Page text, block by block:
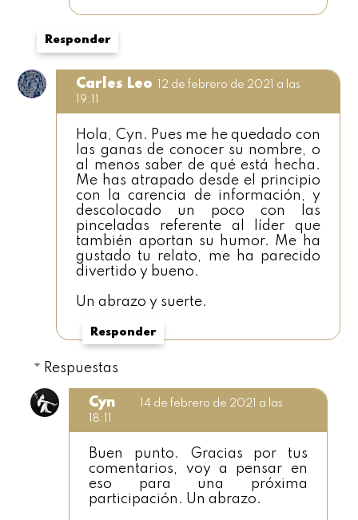
Responder
Carles Leo
12 de febrero de 2021 a las
19:11
Hola, Cyn. Pues me he quedado con
las ganas de conocer su nombre, o
al menos saber de qué está hecha.
Me has atrapado desde el principio
con la carencia de información, y
descolocado un poco con las
pinceladas referente al líder que
también aportan su humor. Me ha
gustado tu relato, me ha parecido
divertido y bueno.
Un abrazo y suerte.
Responder
Respuestas
Cyn
14 de febrero de 2021 a las
18:11
Buen punto. Gracias por tus
comentarios, voy a pensar en
eso para una próxima
participación. Un abrazo.